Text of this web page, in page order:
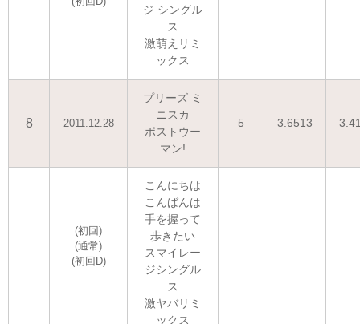
ジ シングル
ス
激萌えリミ
ックス
8 2011.12.28
プリーズ ミ
ニスカ
ポストウー
マン!
5 3.6513
(初回)
(通常)
(初回D)
こんにちは
こんばんは
手を握って
歩きたい
スマイレー
ジシングル
ス
激ヤバリミ
ックス